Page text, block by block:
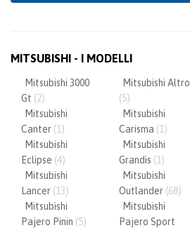
MITSUBISHI - I MODELLI
Mitsubishi 3000
Gt (2)
Mitsubishi Altro
(5)
Mitsubishi
Canter (1)
Mitsubishi
Carisma (1)
Mitsubishi
Eclipse (4)
Mitsubishi
Grandis (1)
Mitsubishi
Lancer (13)
Mitsubishi
Outlander (68)
Mitsubishi
Pajero Pinin (5)
Mitsubishi
Pajero Sport